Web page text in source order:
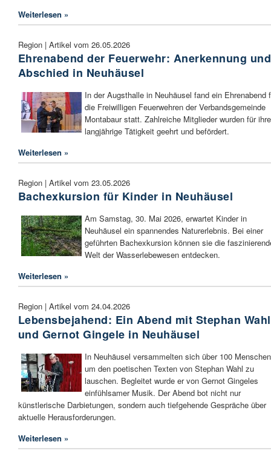
Weiterlesen »
Region | Artikel vom 26.05.2026
Ehrenabend der Feuerwehr: Anerkennung und
Abschied in Neuhäusel
In der Augsthalle in Neuhäusel fand ein Ehrenabend
die Freiwilligen Feuerwehren der Verbandsgemeinde
Montabaur statt. Zahlreiche Mitglieder wurden für ihre
langjährige Tätigkeit geehrt und befördert.
Weiterlesen »
Region | Artikel vom 23.05.2026
Bachexkursion für Kinder in Neuhäusel
Am Samstag, 30. Mai 2026, erwartet Kinder in
Neuhäusel ein spannendes Naturerlebnis. Bei einer
geführten Bachexkursion können sie die
Welt der Wasserlebewesen entdecken.
Weiterlesen »
Region | Artikel vom 24.04.2026
Lebensbejahend: Ein Abend mit Stephan Wahl
und Gernot Gingele in Neuhäusel
In Neuhäusel versammelten sich über 100
um den poetischen Texten von Stephan Wahl zu
lauschen. Begleitet wurde er von Gernot Gingeles
einfühlsamer Musik. Der Abend bot nicht nur
künstlerische Darbietungen, sondern auch tiefgehende Gespräche über
aktuelle Herausforderungen.
Weiterlesen »